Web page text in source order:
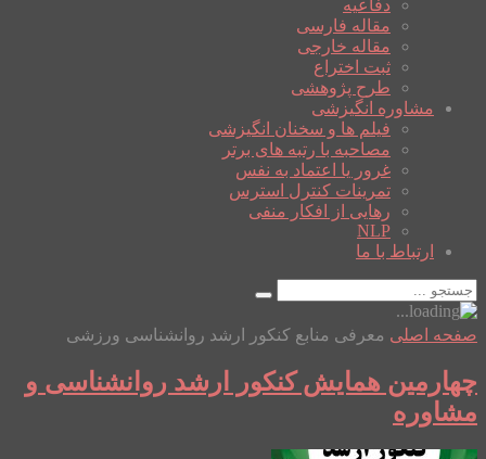
دفاعیه
مقاله فارسی
مقاله خارجی
ثبت اختراع
طرح پژوهشی
مشاوره انگیزشی
فیلم ها و سخنان انگیزشی
مصاحبه با رتبه های برتر
غرور یا اعتماد به نفس
تمرینات کنترل استرس
رهایی از افکار منفی
NLP
ارتباط با ما
صفحه اصلی معرفی منابع کنکور ارشد روانشناسی ورزشی
چهارمین همایش کنکور ارشد روانشناسی و
مشاوره